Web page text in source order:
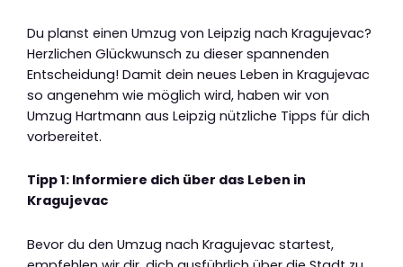
Du planst einen Umzug von Leipzig nach Kragujevac?
Herzlichen Glückwunsch zu dieser spannenden
Entscheidung! Damit dein neues Leben in Kragujevac
so angenehm wie möglich wird, haben wir von
Umzug Hartmann aus Leipzig nützliche Tipps für dich
vorbereitet.
Tipp 1: Informiere dich über das Leben in
Kragujevac
Bevor du den Umzug nach Kragujevac startest,